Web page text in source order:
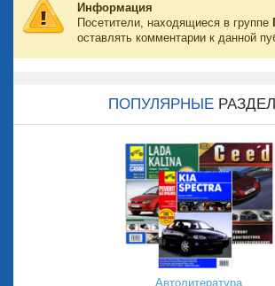
Информация
Посетители, находящиеся в группе
оставлять комментарии к данной
ПОПУЛЯРНЫЕ
Автолитература